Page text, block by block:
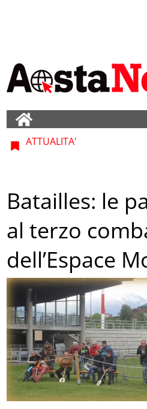
ATTUALITA'
Batailles: le
al terzo
dell’Espace